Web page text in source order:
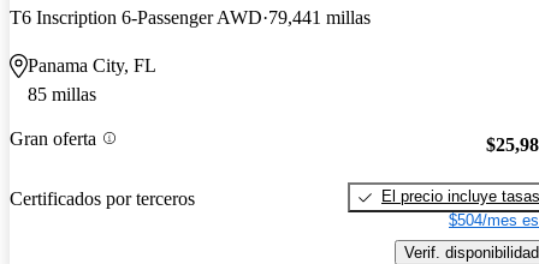
T6 Inscription 6-Passenger AWD 79,441 millas
Panama City, FL
85 millas
Gran oferta
Certificados por terceros
El precio incluye tasas
$504/mes
Verif. disponibilidad